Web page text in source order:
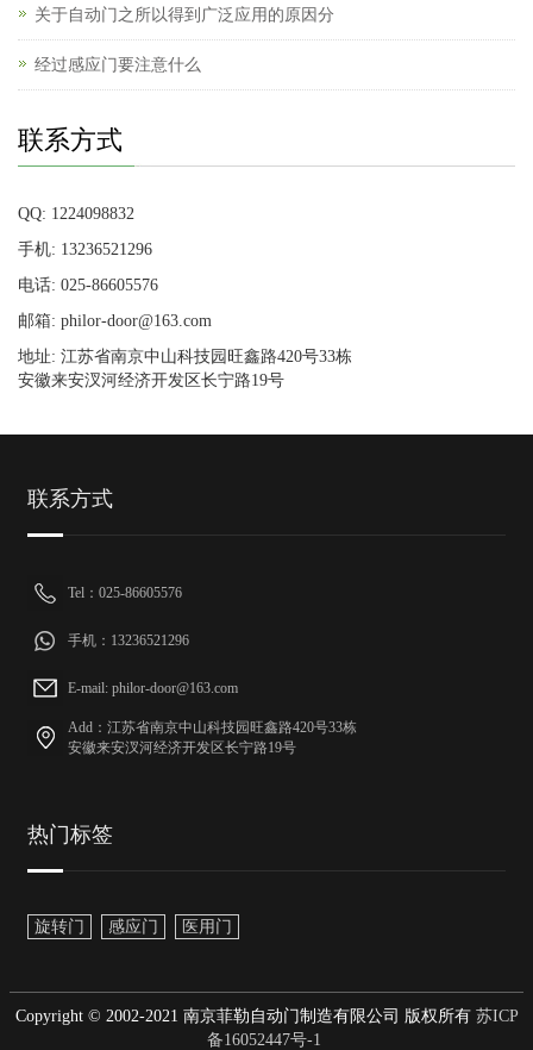
关于自动门之所以得到广泛应用的原因分
经过感应门要注意什么
联系方式
QQ: 1224098832
手机: 13236521296
电话: 025-86605576
邮箱: philor-door@163.com
地址: 江苏省南京中山科技园旺鑫路420号33栋
安徽来安汊河经济开发区长宁路19号
联系方式
Tel：025-86605576
手机：13236521296
E-mail: philor-door@163.com
Add：江苏省南京中山科技园旺鑫路420号33栋
安徽来安汊河经济开发区长宁路19号
热门标签
旋转门 感应门 医用门
Copyright © 2002-2021 南京菲勒自动门制造有限公司 版权所有苏ICP
备16052447号-1